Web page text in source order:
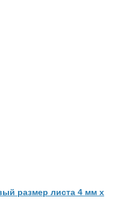
размер листа 4 мм x